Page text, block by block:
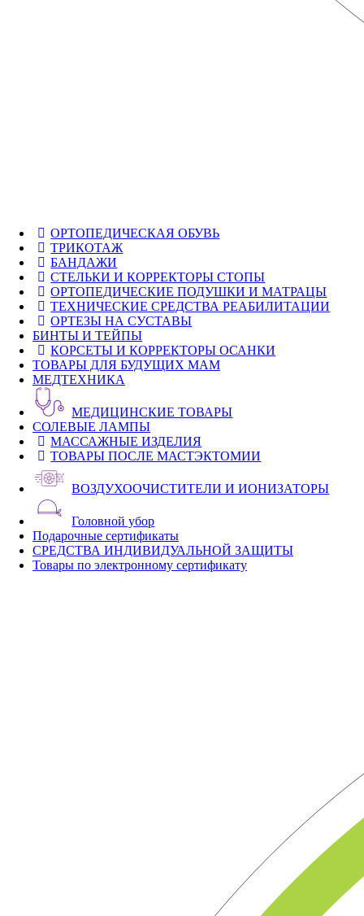
ОРТОПЕДИЧЕСКАЯ ОБУВЬ
ТРИКОТАЖ
БАНДАЖИ
СТЕЛЬКИ И КОРРЕКТОРЫ СТОПЫ
ОРТОПЕДИЧЕСКИЕ ПОДУШКИ И МАТРАЦЫ
ТЕХНИЧЕСКИЕ СРЕДСТВА РЕАБИЛИТАЦИИ
ОРТЕЗЫ НА СУСТАВЫ
БИНТЫ И ТЕЙПЫ
КОРСЕТЫ И КОРРЕКТОРЫ ОСАНКИ
ТОВАРЫ ДЛЯ БУДУЩИХ МАМ
МЕДТЕХНИКА
МЕДИЦИНСКИЕ ТОВАРЫ
СОЛЕВЫЕ ЛАМПЫ
МАССАЖНЫЕ ИЗДЕЛИЯ
ТОВАРЫ ПОСЛЕ МАСТЭКТОМИИ
ВОЗДУХООЧИСТИТЕЛИ И ИОНИЗАТОРЫ
Головной убор
Подарочные сертификаты
СРЕДСТВА ИНДИВИДУАЛЬНОЙ ЗАЩИТЫ
Товары по электронному сертификату